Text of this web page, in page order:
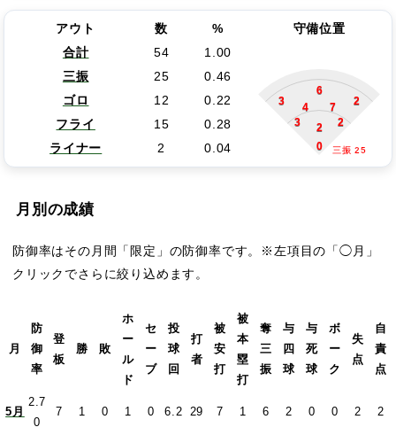
アウト 数 %
守備位置
合計
54
1.00
三振
25 0.46
3
6
2
4
7
3
2
2
0 三振 25
ゴロ 12
0.22
フライ
15
0.28
ライナー
2 0.04
月別の成績
防御率はその月間「限定」の防御率です。※左項目の「◯月」
クリックでさらに絞り込めます。
月
防
御
率
登
板
勝 敗
ホ
ー
ル
ド
セ
ー
ブ
投
球
回
打
者
被
安
打
被
本
塁
打
奪
三
振
与
四
球
与
死
球
ボ
ー
ク
失
点
自
責
点
5月
2.7
0
7 1 0 1 0 6.2 29 7 1 6 2 0 0 2 2